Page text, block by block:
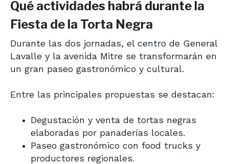
Qué actividades habrá durante la
Fiesta de la Torta Negra
Durante las dos jornadas, el centro de General
Lavalle y la avenida Mitre se transformarán en
un gran paseo gastronómico y cultural.
Entre las principales propuestas se destacan:
Degustación y venta de tortas negras
elaboradas por panaderías locales.
Paseo gastronómico con food trucks y
productores regionales.